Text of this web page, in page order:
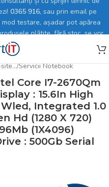
0365 916, sau prin email pe
testare, așadar pot apărea
plătite, fără stoc, se vor
Servicii
/Servicii Notebook
Core I7-2670Qm
: 15.6In High
Integrated 1.0
Hd (1280 X 720)
(1X4096)
: 500Gb Serial